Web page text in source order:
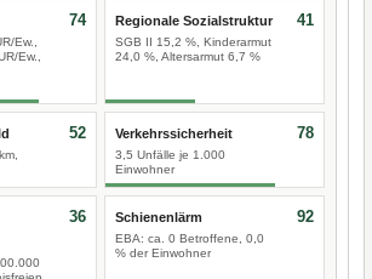
Ew.,
Ew.,
74 Regionale Sozialstruktur
SGB II 15,2 %, Kinderarmut
24,0 %, Altersarmut 6,7 %
41
52 Verkehrssicherheit
3,5 Unfälle je 1.000
Einwohner
78
36 Schienenlärm
EBA: ca. 0 Betroffene, 0,0
% der Einwohner
92